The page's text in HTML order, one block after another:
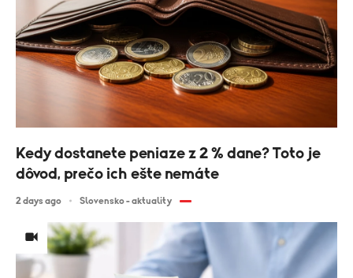
Kedy dostanete peniaze z 2 % dane? Toto je
dôvod, prečo ich ešte nemáte
2 days ago Slovensko - aktuality